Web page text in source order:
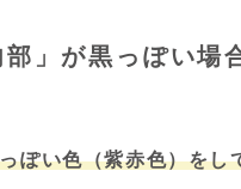
」が黒っぽい場
ぽい色（紫赤色）をし